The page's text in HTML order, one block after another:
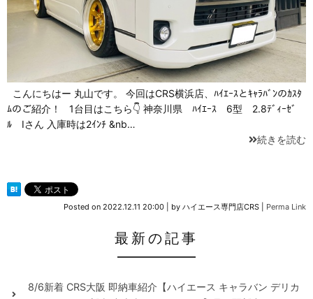
こんにちはー 丸山です。 今回はCRS横浜店、ﾊｲｴｰｽとｷｬﾗﾊﾞﾝのｶｽﾀ
ﾑのご紹介！ 1台目はこちら👇 神奈川県 ﾊｲｴｰｽ 6型 2.8ﾃﾞｨｰｾﾞ
ﾙ Iさん 入庫時は2ｲﾝﾁ &nb…
続きを読む
Posted on 2022.12.11 20:00 by ハイエース専門店CRS Perma Link
最新の記事
8/6新着 CRS大阪 即納車紹介【ハイエース キャラバン デリカ